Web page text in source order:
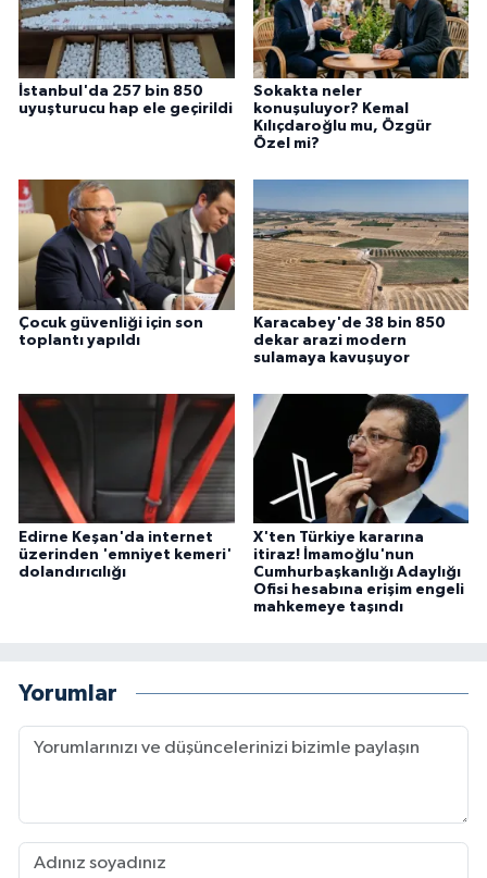
İstanbul'da 257 bin 850
uyuşturucu hap ele geçirildi
Sokakta neler
konuşuluyor? Kemal
Kılıçdaroğlu mu, Özgür
Özel mi?
Çocuk güvenliği için son
toplantı yapıldı
Karacabey'de 38 bin 850
dekar arazi modern
sulamaya kavuşuyor
Edirne Keşan'da internet
üzerinden 'emniyet kemeri'
dolandırıcılığı
X'ten Türkiye kararına
itiraz! İmamoğlu'nun
Cumhurbaşkanlığı Adaylığı
Ofisi hesabına erişim engeli
mahkemeye taşındı
Yorumlar